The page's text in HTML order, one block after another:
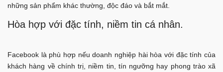
những sản phẩm khác thường, độc đáo và bắt mắt.
Hòa hợp với đặc tính, niềm tin cá nhân.
Facebook là phù hợp nếu doanh nghiệp hài hòa với đặc tính của
khách hàng về chính trị, niềm tin, tín ngưỡng hay phong trào xã